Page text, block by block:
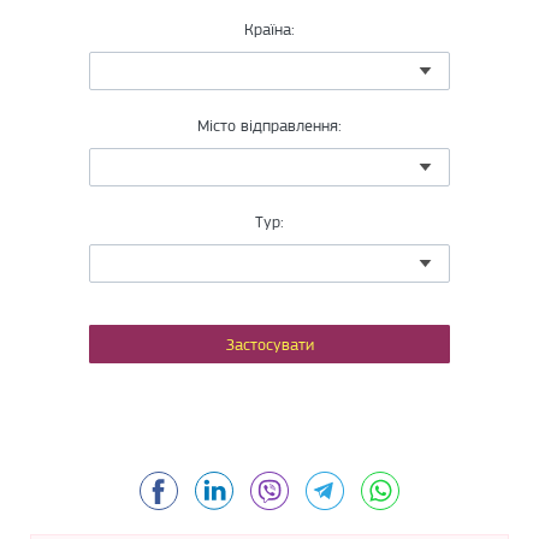
Країна:
Місто відправлення:
Тур:
Facebook LinkedIn Viber Telegram